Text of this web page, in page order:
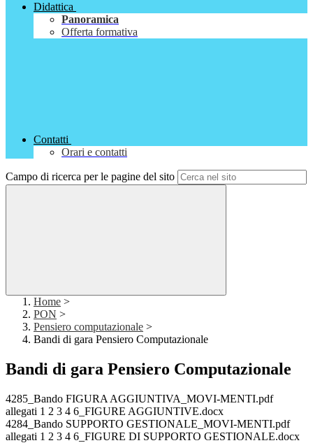
Didattica
Panoramica
Offerta formativa
Contatti
Orari e contatti
Campo di ricerca per le pagine del sito
Home >
PON >
Pensiero computazionale >
Bandi di gara Pensiero Computazionale
Bandi di gara Pensiero Computazionale
4285_Bando FIGURA AGGIUNTIVA_MOVI-MENTI.pdf
allegati 1 2 3 4 6_FIGURE AGGIUNTIVE.docx
4284_Bando SUPPORTO GESTIONALE_MOVI-MENTI.pdf
allegati 1 2 3 4 6_FIGURE DI SUPPORTO GESTIONALE.docx